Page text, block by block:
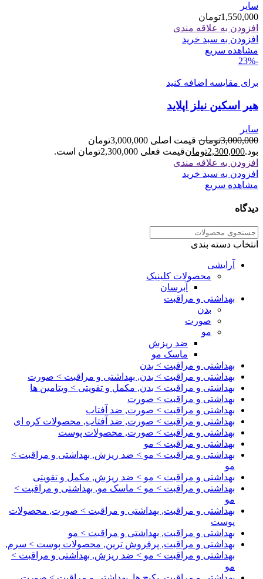
سایر
1,550,000تومان
افزودن به علاقه مندی
افزودن به سبد خرید
مشاهده سریع
-23%
برای مقایسه اضافه کنید
هیر اسکین نیلز اپلاید
سایر
3,000,000تومان
قیمت اصلی 3,000,000تومان
بود.2,300,000تومانقیمت فعلی 2,300,000تومان است.
افزودن به علاقه مندی
افزودن به سبد خرید
مشاهده سریع
دیدگاه
انتخاب دسته بندی
آرایشی
محصولات کلینیک
آبرسان
بهداشتی و مراقبت
بدن
صورت
مو
ضد ریزش
ماسک مو
بهداشتی و مراقبت > بدن
بهداشتی و مراقبت > بدن, بهداشتی و مراقبت > صورت
بهداشتی و مراقبت > بدن, مکمل و تقویتی > ویتامین ها
بهداشتی و مراقبت > صورت
بهداشتی و مراقبت > صورت, ضد آفتاب
بهداشتی و مراقبت > صورت, ضد آفتاب, محصولات کره ای
بهداشتی و مراقبت > صورت, محصولات پوست
بهداشتی و مراقبت > مو
بهداشتی و مراقبت > مو > ضد ریزش, بهداشتی و مراقبت >
مو
بهداشتی و مراقبت > مو > ضد ریزش, مکمل و تقویتی
بهداشتی و مراقبت > مو > ماسک مو, بهداشتی و مراقبت >
مو
بهداشتی و مراقبت, بهداشتی و مراقبت > صورت, محصولات
پوست
بهداشتی و مراقبت, بهداشتی و مراقبت > مو
بهداشتی و مراقبت, پرفروش ترین, محصولات پوست > سرم,
بهداشتی و مراقبت > مو > ضد ریزش, بهداشتی و مراقبت >
مو